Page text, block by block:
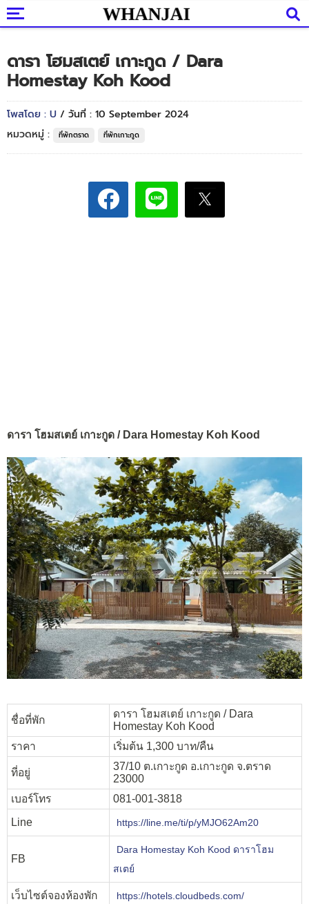
ดารา โฮมสเตย์ เกาะกูด / Dara
Homestay Koh Kood
โพสโดย : U / วันที่ : 10 September 2024
หมวดหมู่ :
ที่พักตราด ที่พักเกาะกูด
ดารา โฮมสเตย์ เกาะกูด / Dara Homestay Koh Kood
ชื่อที่พัก
ดารา โฮมสเตย์ เกาะกูด / Dara
Homestay Koh Kood
ราคา
เริ่มต้น 1,300 บาท/คืน
ที่อยู่
37/10 ต.เกาะกูด อ.เกาะกูด จ.ตราด
23000
เบอร์โทร
081-001-3818
Line
https://line.me/ti/p/yMJO62Am20
FB
Dara Homestay Koh Kood ดาราโฮม
สเตย์
เว็บไซต์จองห้องพัก https://hotels.cloudbeds.com/